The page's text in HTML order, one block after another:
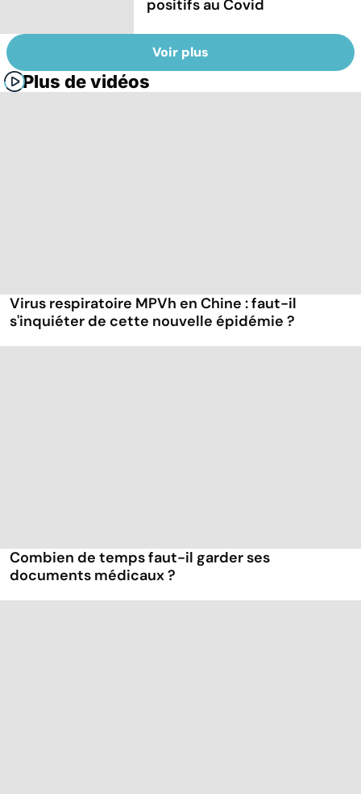
positifs au Covid
Voir plus
Plus de vidéos
Virus respiratoire MPVh en Chine : faut-il
s'inquiéter de cette nouvelle épidémie ?
Combien de temps faut-il garder ses
documents médicaux ?